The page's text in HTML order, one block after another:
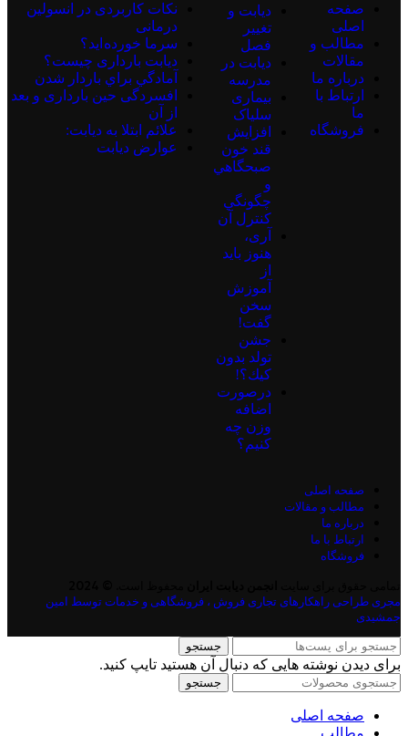
صفحه
اصلی
مطالب و
مقالات
درباره ما
ارتباط با
ما
فروشگاه
دیابت و
تغییر
فصل
دیابت در
مدرسه
بیماری
سلیاک
افزايش
قند خون
صبحگاهي
و
چگونگي
كنترل آن
آری،
هنوز باید
از
آموزش
سخن
گفت!
جشن
تولد بدون
كيك؟!
درصورت
اضافه
وزن چه
کنیم؟
نكات كاربردی در انسولين
درمانی
سرما خورده اید؟
دیابت بارداری چیست؟
آمادگي براي باردار شدن
افسردگی حین بارداری و بعد
از آن
علائم ابتلا به دیابت:
عوارض ديابت
صفحه اصلی
مطالب و مقالات
درباره ما
ارتباط با ما
فروشگاه
مجری طراحی راهکارهای تجاری فروش ، فروشگاهی و خدمات توسط امین
جمشیدی
جستجو
برای دیدن نوشته هایی که دنبال آن هستید تایپ کنید.
جستجو
صفحه اصلی
مطالب